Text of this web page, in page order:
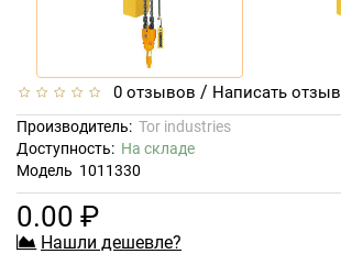
0 отзывов / Написать отзыв
Производитель: Tor industries
Доступность: На складе
Модель 1011330
0.00 ₽
Нашли дешевле?